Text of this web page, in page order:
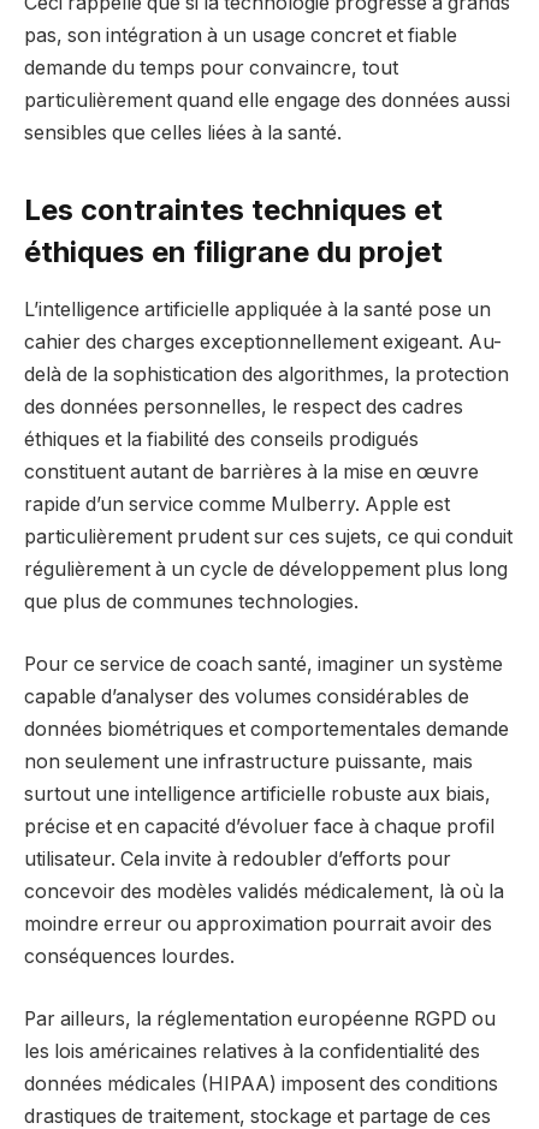
pas, son intégration à un usage concret et fiable
demande du temps pour convaincre, tout
particulièrement quand elle engage des données aussi
sensibles que celles liées à la santé.
Les contraintes techniques et
éthiques en filigrane du projet
L’intelligence artificielle appliquée à la santé pose un
cahier des charges exceptionnellement exigeant. Au-
delà de la sophistication des algorithmes, la protection
des données personnelles, le respect des cadres
éthiques et la fiabilité des conseils prodigués
constituent autant de barrières à la mise en œuvre
rapide d’un service comme Mulberry. Apple est
particulièrement prudent sur ces sujets, ce qui conduit
régulièrement à un cycle de développement plus long
que plus de communes technologies.
Pour ce service de coach santé, imaginer un système
capable d’analyser des volumes considérables de
données biométriques et comportementales demande
non seulement une infrastructure puissante, mais
surtout une intelligence artificielle robuste aux biais,
précise et en capacité d’évoluer face à chaque profil
utilisateur. Cela invite à redoubler d’efforts pour
concevoir des modèles validés médicalement, là où la
moindre erreur ou approximation pourrait avoir des
conséquences lourdes.
Par ailleurs, la réglementation européenne RGPD ou
les lois américaines relatives à la confidentialité des
données médicales (HIPAA) imposent des conditions
drastiques de traitement, stockage et partage de ces